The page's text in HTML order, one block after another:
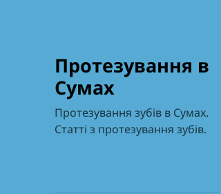
Протезування в
Сумах
Протезування зубів в Сумах.
Статті з протезування зубів.